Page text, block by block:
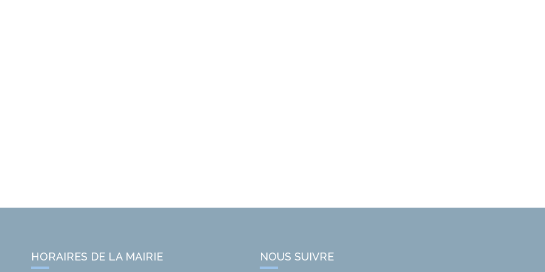
HORAIRES DE LA MAIRIE NOUS SUIVRE